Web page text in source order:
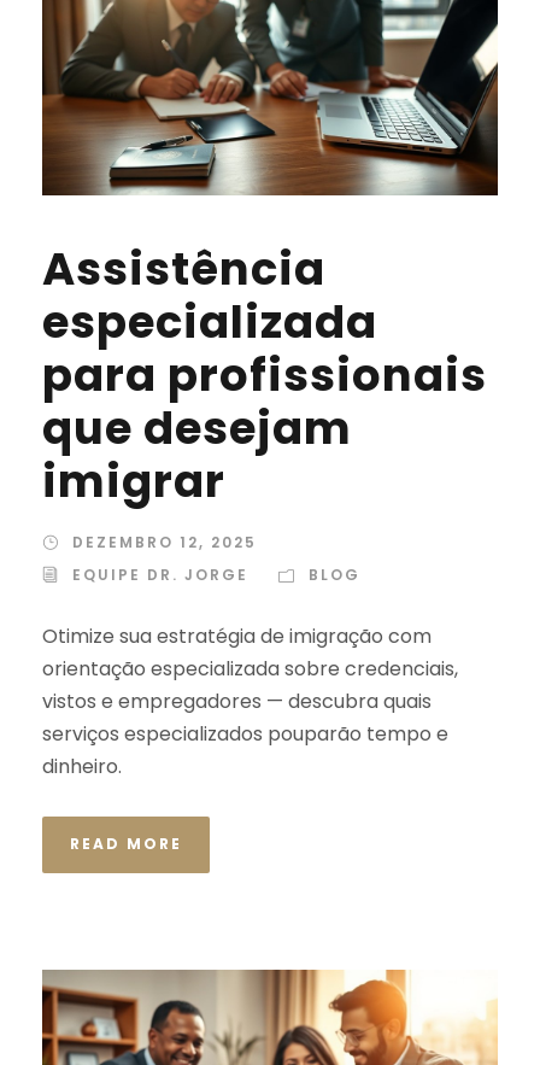
Assistência
especializada
para profissionais
que desejam
imigrar
DEZEMBRO 12, 2025
EQUIPE DR. JORGE
BLOG
Otimize sua estratégia de imigração com
orientação especializada sobre credenciais,
vistos e empregadores — descubra quais
serviços especializados pouparão tempo e
dinheiro.
READ MORE